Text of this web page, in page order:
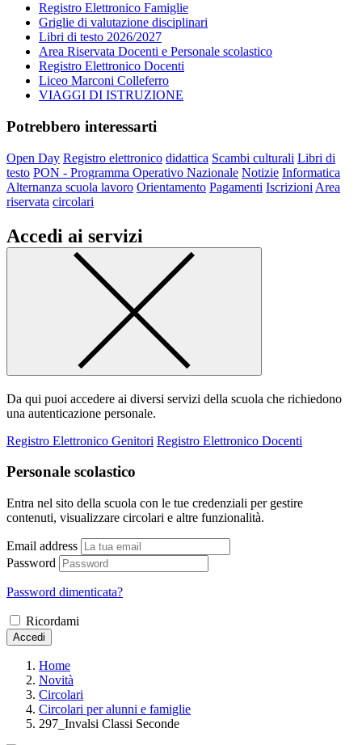
Registro Elettronico Famiglie
Griglie di valutazione disciplinari
Libri di testo 2026/2027
Area Riservata Docenti e Personale scolastico
Registro Elettronico Docenti
Liceo Marconi Colleferro
VIAGGI DI ISTRUZIONE
Potrebbero interessarti
Open Day Registro elettronico didattica Scambi culturali Libri di
testo PON - Programma Operativo Nazionale Notizie Informatica
Alternanza scuola lavoro Orientamento Pagamenti Iscrizioni Area
riservata circolari
Accedi ai servizi
Da qui puoi accedere ai diversi servizi della scuola che richiedono
una autenticazione personale.
Registro Elettronico Genitori Registro Elettronico Docenti
Personale scolastico
Entra nel sito della scuola con le tue credenziali per gestire
contenuti, visualizzare circolari e altre funzionalità.
Email address
Password
Password dimenticata?
Ricordami
Accedi
Home
Novità
Circolari
Circolari per alunni e famiglie
297_Invalsi Classi Seconde